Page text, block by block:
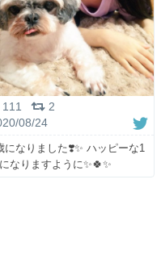
111
2
08/24
になりました❣️✨ ハッピーな1
なりますように✨🍀✨